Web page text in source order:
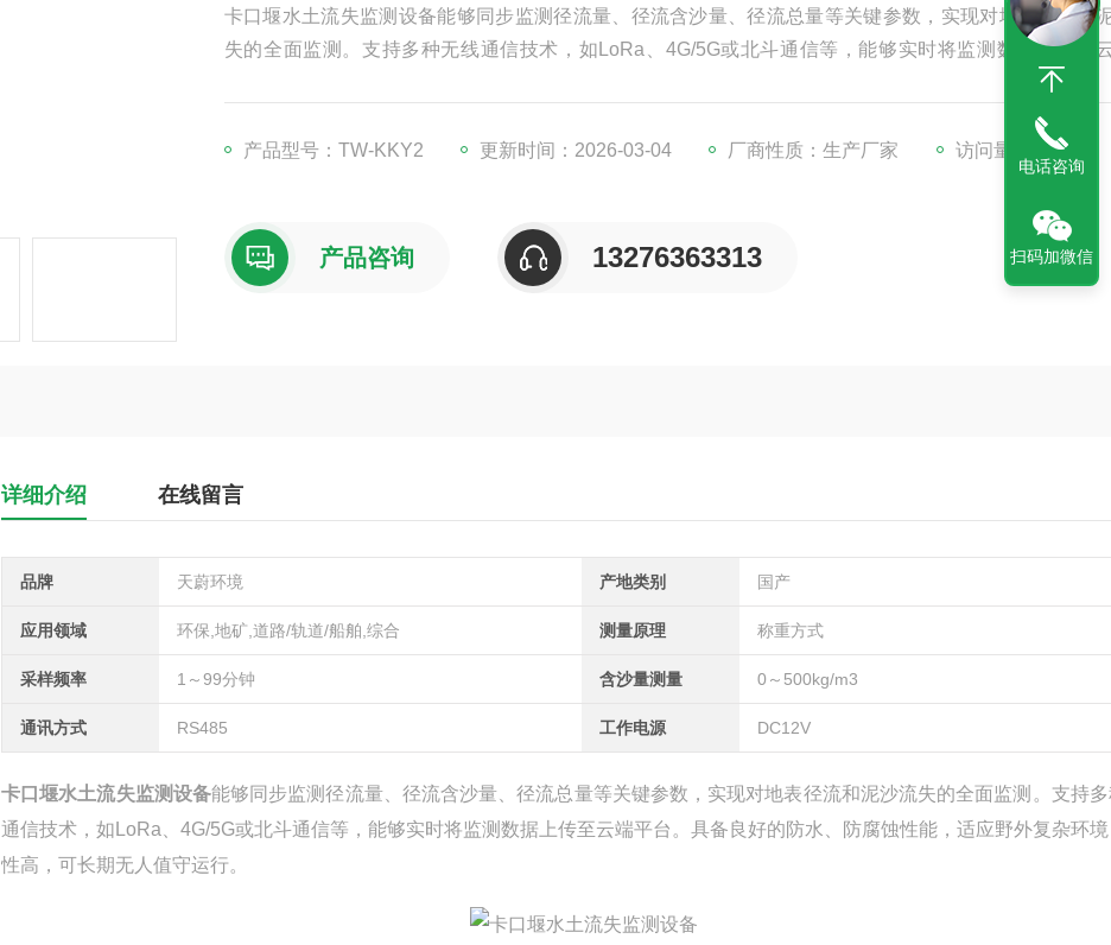
卡口堰水土流失监测设备能够同步监测径流量、径流含沙量、径流总量等关键参数，实现对地表径流和
失的全面监测。支持多种无线通信技术，如LoRa、4G/5G或北斗通信等，能够实时将监测数据上传至
产品型号：TW-KKY2 更新时间：2026-03-04 厂商性质：生产厂家 访问量：199
产品咨询 13276363313
详细介绍 在线留言
品牌 天蔚环境 产地类别 国产
应用领域 环保,地矿,道路/轨道/船舶,综合 测量原理 称重方式
采样频率 1～99分钟 含沙量测量 0～500kg/m3
通讯方式 RS485 工作电源 DC12V
卡口堰水土流失监测设备能够同步监测径流量、径流含沙量、径流总量等关键参数，实现对地表径流和泥沙流失的全面监测。支持
通信技术，如LoRa、4G/5G或北斗通信等，能够实时将监测数据上传至云端平台。具备良好的防水、防腐蚀性能，适应野外复杂环
性高，可长期无人值守运行。
电话咨询
扫码加微信